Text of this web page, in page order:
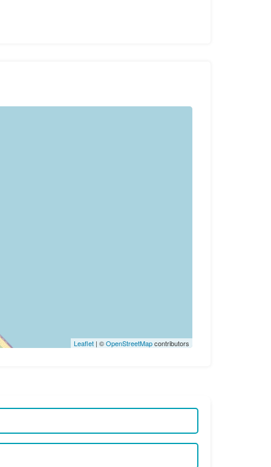
Leaflet | ©OpenStreetMapcontributors